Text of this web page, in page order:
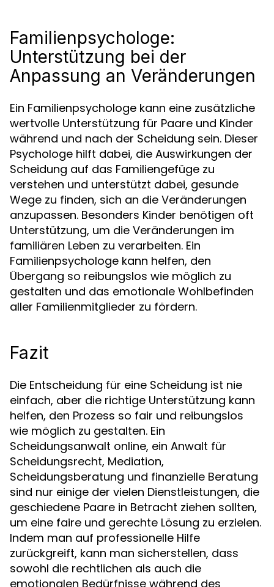
Familienpsychologe:
Unterstützung bei der
Anpassung an Veränderungen
Ein Familienpsychologe kann eine zusätzliche
wertvolle Unterstützung für Paare und Kinder
während und nach der Scheidung sein. Dieser
Psychologe hilft dabei, die Auswirkungen der
Scheidung auf das Familiengefüge zu
verstehen und unterstützt dabei, gesunde
Wege zu finden, sich an die Veränderungen
anzupassen. Besonders Kinder benötigen oft
Unterstützung, um die Veränderungen im
familiären Leben zu verarbeiten. Ein
Familienpsychologe kann helfen, den
Übergang so reibungslos wie möglich zu
gestalten und das emotionale Wohlbefinden
aller Familienmitglieder zu fördern.
Fazit
Die Entscheidung für eine Scheidung ist nie
einfach, aber die richtige Unterstützung kann
helfen, den Prozess so fair und reibungslos
wie möglich zu gestalten. Ein
Scheidungsanwalt online, ein Anwalt für
Scheidungsrecht, Mediation,
Scheidungsberatung und finanzielle Beratung
sind nur einige der vielen Dienstleistungen, die
geschiedene Paare in Betracht ziehen sollten,
um eine faire und gerechte Lösung zu erzielen.
Indem man auf professionelle Hilfe
zurückgreift, kann man sicherstellen, dass
sowohl die rechtlichen als auch die
emotionalen Bedürfnisse während des